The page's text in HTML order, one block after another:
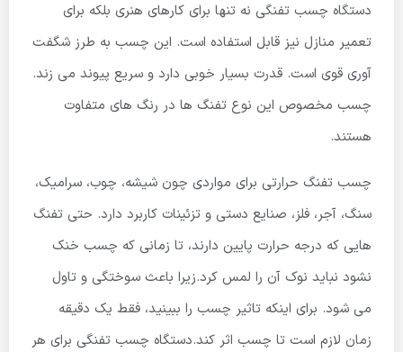
دستگاه چسب تفنگی نه تنها برای کارهای هنری بلکه برای
تعمیر منازل نیز قابل استفاده است. این چسب به طرز شگفت
آوری قوی است. قدرت بسیار خوبی دارد و سریع پیوند می زند.
چسب مخصوص این نوع تفنگ ها در رنگ های متفاوت
هستند.
چسب تفنگ حرارتی برای مواردی چون شیشه، چوب، سرامیک،
سنگ، آجر، فلز، صنایع دستی و تزئینات کاربرد دارد. حتی تفنگ
هایی که درجه حرارت پایین دارند، تا زمانی که چسب خنک
نشود نباید نوک آن را لمس کرد.زیرا باعث سوختگی و تاول
می شود. برای اینکه تاثیر چسب را ببینید، فقط یک دقیقه
زمان لازم است تا چسب اثر کند.دستگاه چسب تفنگی برای هر